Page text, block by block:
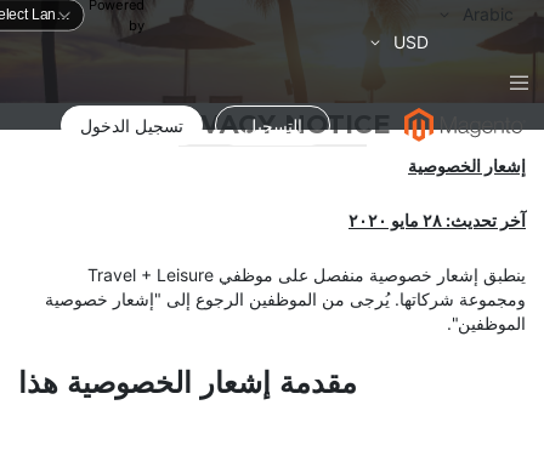
Powered
by
لغة
Arabic
العملة
USD
التسجيل تسجيل الدخولPRIVACY NOTICE
إشعار الخصوصية
آخر تحديث: ٢٨ مايو ٢٠٢٠
ينطبق إشعار خصوصية منفصل على موظفي Travel + Leisure
ومجموعة شركاتها. يُرجى من الموظفين الرجوع إلى "إشعار خصوصية
الموظفين".
مقدمة إشعار الخصوصية هذا